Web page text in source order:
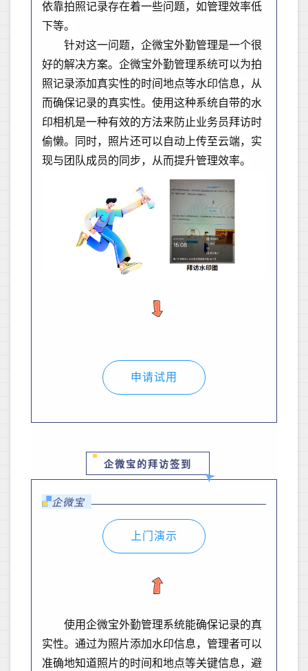
依靠拍照记录存在着一些问题，如管理效率低
下等。
针对这一问题，企微宝外勤管理是一个很
好的解决方案。企微宝外勤管理系统可以为拍
照记录添加真实性的时间地点等水印信息，从
而确保记录的真实性。使用这种系统自带的水
印相机是一种有效的方法来防止业务员拜访时
偷懒。同时，照片还可以自动上传至云端，实
现与团队成员的同步，从而提升管理效率。
申请试用
企微宝的拜访签到
企微宝
上门演示
使用企微宝外勤管理系统能确保记录的真
实性。通过为照片添加水印信息，管理者可以
准确地知道照片的时间和地点等关键信息，避